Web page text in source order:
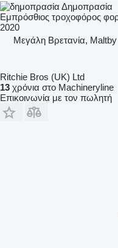
Δημοπρασία
Εμπρόσθιος τροχοφόρος
2020
Μεγάλη Βρετανία, Maltby
Ritchie Bros (UK) Ltd
13 χρόνια στο Machineryline
Επικοινωνία με τον πωλητή